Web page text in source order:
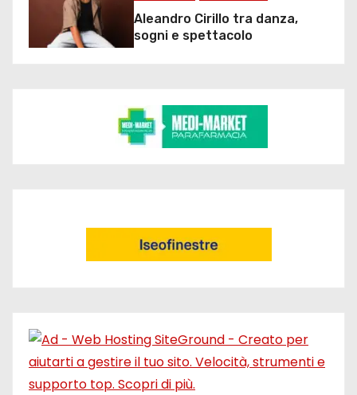
Aleandro Cirillo tra danza,
sogni e spettacolo